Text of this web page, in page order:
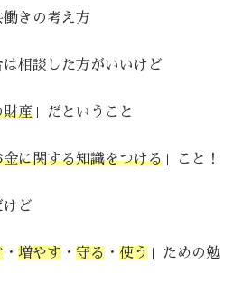
きの考え方
相談した方がいいけど
財産 」だということ
金に関する知識をつける 」こと！
けど
・ 増やす ・ 守る ・ 使う 」ための勉